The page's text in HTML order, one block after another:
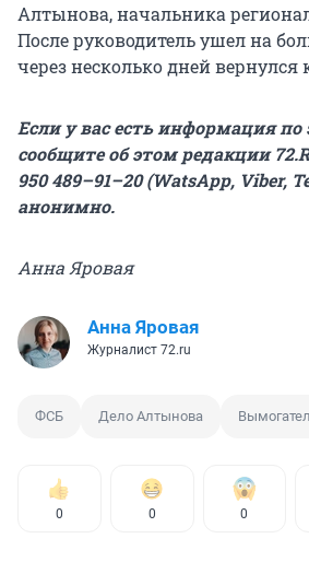
Алтынова, начальника
После руководитель ушел на
через несколько дней вернулся
Если у вас есть информация по
сообщите об этом редакции
950 489–91–20 (WatsApp, Viber,
анонимно.
Анна Яровая
Анна Яровая
Журналист 72.ru
ФСБ Дело Алтынова
0 0 0